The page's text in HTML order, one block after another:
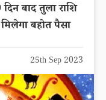
बाद तुला राशि
बहोत पैसा
25th Sep 2023